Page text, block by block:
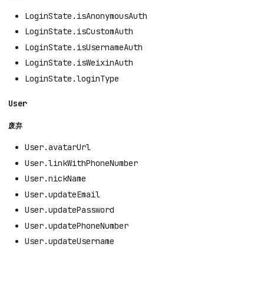
LoginState.isAnonymousAuth
LoginState.isCustomAuth
LoginState.isUsernameAuth
LoginState.isWeixinAuth
LoginState.loginType
User
废弃
User.avatarUrl
User.linkWithPhoneNumber
User.nickName
User.updateEmail
User.updatePassword
User.updatePhoneNumber
User.updateUsername